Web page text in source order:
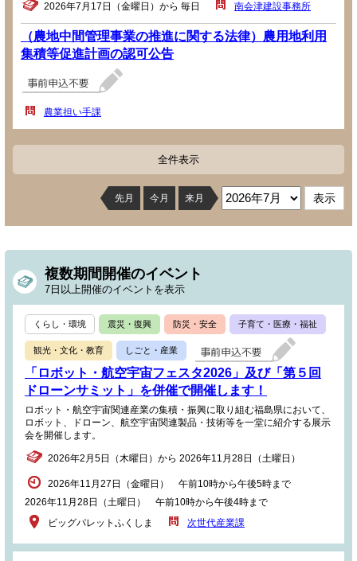
2026年7月17日（金曜日）から 毎日 南会津建設事務所
（農地中間管理事業の推進に関する法律）農用地利用
集積等促進計画の認可公告
農業担い手課
全件表示
先月 今月 来月
複数期間開催のイベント
7日以上開催のイベントを表示
くらし・環境 震災・復興 防災・安全 子育て・医療・福祉
観光・文化・教育 しごと・産業
「ロボット・航空宇宙フェスタ2026」及び「第５回
ドローンサミット」を併催で開催します！
ロボット・航空宇宙関連産業の集積・振興に取り組む福島県において、
ロボット、ドローン、航空宇宙関連製品・技術等を一堂に紹介する展示
会を開催します。
2026年2月5日（木曜日）から 2026年11月28日（土曜日）
2026年11月27日（金曜日） 午前10時から午後5時まで
2026年11月28日（土曜日） 午前10時から午後4時まで
ビッグパレットふくしま
次世代産業課